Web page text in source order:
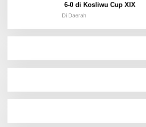
6-0 di Kosliwu Cup XIX
Di Daerah